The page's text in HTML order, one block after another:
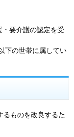
要介護の認定を受
下の世帯に属してい
ものを改良するた